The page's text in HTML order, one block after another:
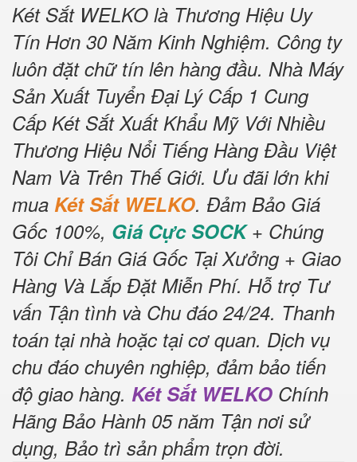
Két Sắt WELKO là Thương Hiệu Uy
Tín Hơn 30 Năm Kinh Nghiệm. Công ty
luôn đặt chữ tín lên hàng đầu. Nhà Máy
Sản Xuất Tuyển Đại Lý Cấp 1 Cung
Cấp Két Sắt Xuất Khẩu Mỹ Với Nhiều
Thương Hiệu Nổi Tiếng Hàng Đầu Việt
Nam Và Trên Thế Giới. Ưu đãi lớn khi
mua Két Sắt WELKO. Đảm Bảo Giá
Gốc 100%, Giá Cực SOCK+ Chúng
Tôi Chỉ Bán Giá Gốc Tại Xưởng + Giao
Hàng Và Lắp Đặt Miễn Phí. Hỗ trợ Tư
vấn Tận tình và Chu đáo 24/24. Thanh
toán tại nhà hoặc tại cơ quan. Dịch vụ
chu đáo chuyên nghiệp, đảm bảo tiến
độ giao hàng. Két Sắt WELKO Chính
Hãng Bảo Hành 05 năm Tận nơi sử
dụng, Bảo trì sản phẩm trọn đời.